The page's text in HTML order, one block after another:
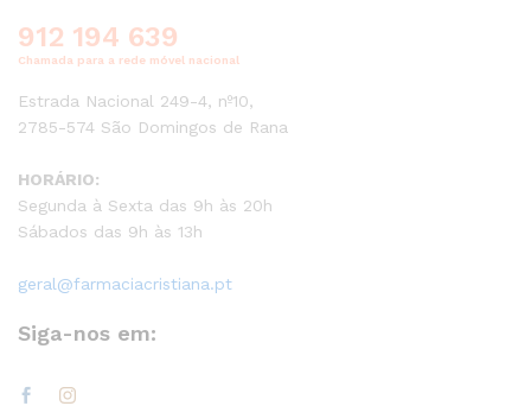
912 194 639
Chamada para a rede móvel nacional
Estrada Nacional 249-4, nº10,
2785-574 São Domingos de Rana
HORÁRIO:
Segunda à Sexta das 9h às 20h
Sábados das 9h às 13h
geral@farmaciacristiana.pt
Siga-nos em: